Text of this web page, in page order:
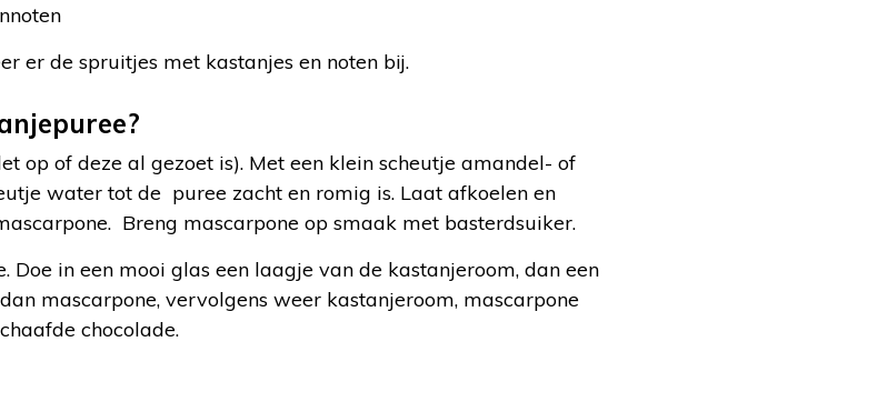
er de spruitjes met kastanjes en noten bij.
op of deze al gezoet is). Met een klein scheutje amandel- of
water tot de puree zacht en romig is. Laat afkoelen en
Breng mascarpone op smaak met basterdsuiker.
Doe in een mooi glas een laagje van de kastanjeroom, dan een
mascarpone, vervolgens weer kastanjeroom, mascarpone
chocolade.